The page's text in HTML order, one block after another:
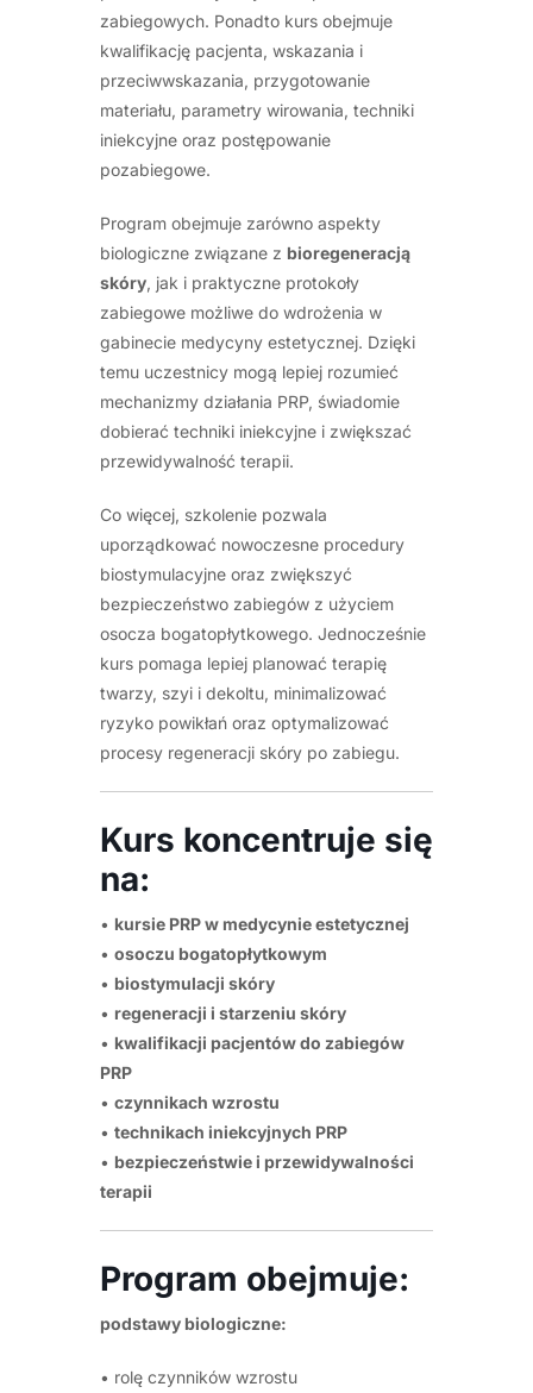
zabiegowych. Ponadto kurs obejmuje
kwalifikację pacjenta, wskazania i
przeciwwskazania, przygotowanie
materiału, parametry wirowania, techniki
iniekcyjne oraz postępowanie
pozabiegowe.
Program obejmuje zarówno aspekty
biologiczne związane z bioregeneracją
skóry, jak i praktyczne protokoły
zabiegowe możliwe do wdrożenia w
gabinecie medycyny estetycznej. Dzięki
temu uczestnicy mogą lepiej rozumieć
mechanizmy działania PRP, świadomie
dobierać techniki iniekcyjne i zwiększać
przewidywalność terapii.
Co więcej, szkolenie pozwala
uporządkować nowoczesne procedury
biostymulacyjne oraz zwiększyć
bezpieczeństwo zabiegów z użyciem
osocza bogatopłytkowego. Jednocześnie
kurs pomaga lepiej planować terapię
twarzy, szyi i dekoltu, minimalizować
ryzyko powikłań oraz optymalizować
procesy regeneracji skóry po zabiegu.
Kurs koncentruje się
na:
• kursie PRP w medycynie estetycznej
• osoczu bogatopłytkowym
• biostymulacji skóry
• regeneracji i starzeniu skóry
• kwalifikacji pacjentów do zabiegów
PRP
• czynnikach wzrostu
• technikach iniekcyjnych PRP
• bezpieczeństwie i przewidywalności
terapii
Program obejmuje:
podstawy biologiczne:
• rolę czynników wzrostu